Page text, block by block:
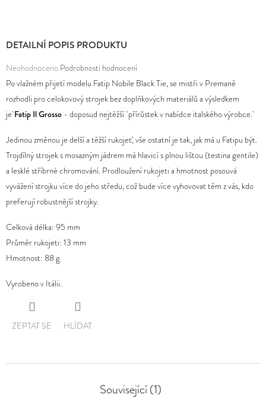
DETAILNÍ POPIS PRODUKTU
Průměrné
hodnocení
produktu
je
z
5
hvězdiček.
Neohodnoceno Podrobnosti hodnocení
Po vlažném přijetí modelu Fatip Nobile Black Tie, se mistři v Premaně
rozhodli pro celokovový strojek bez doplňkových materiálů a výsledkem
jeFatip Il Grosso - doposud nejtěžší přírůstek v nabídce italského výrobce.
Jedinou změnou je delší a těžší rukojeť, vše ostatní je tak, jak má u Fatipu být.
Trojdílný strojek s mosazným jádrem má hlavicí s plnou lištou (testina gentile)
a lesklé stříbrné chromování. Prodloužení rukojeti a hmotnost posouvá
vyvážení strojku více do jeho středu, což bude více vyhovovat těm z vás, kdo
preferují robustnější strojky.
Celková délka: 95 mm
Průměr rukojeti: 13 mm
Hmotnost: 88 g
Vyrobeno v Itálii.
ZEPTAT SE HLÍDAT
Související (1)
O
O
R
U
Č
U
J
E
M
E